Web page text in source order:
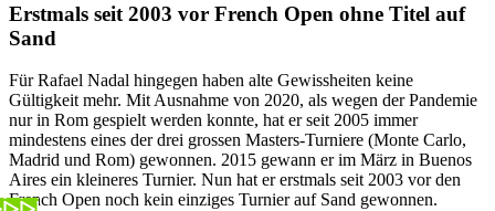
Erstmals seit 2003 vor French Open ohne Titel auf
Sand
Für Rafael Nadal hingegen haben alte Gewissheiten keine
Gültigkeit mehr. Mit Ausnahme von 2020, als wegen der Pandemie
nur in Rom gespielt werden konnte, hat er seit 2005 immer
mindestens eines der drei grossen Masters-Turniere (Monte Carlo,
Madrid und Rom) gewonnen. 2015 gewann er im März in Buenos
Aires ein kleineres Turnier. Nun hat er erstmals seit 2003 vor den
French Open noch kein einziges Turnier auf Sand gewonnen.